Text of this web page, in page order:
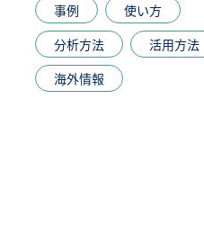
事例
使い方
分析方法
活用方法
海外情報